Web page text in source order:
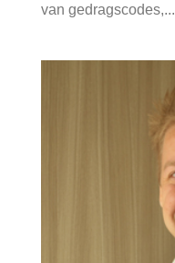
van gedragscodes,...